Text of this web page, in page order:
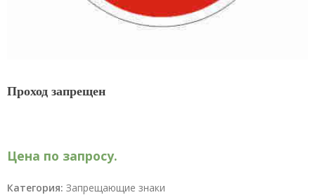
Проход запрещен
Цена по запросу.
Категория: Запрещающие знаки